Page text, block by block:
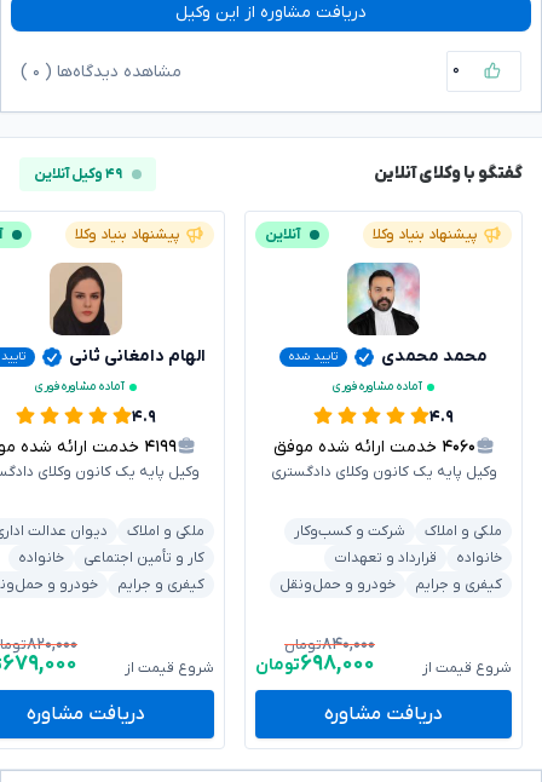
دریافت مشاوره از این وکیل
۰ مشاهده دیدگاه‌ها ( ۰
گفتگو با وکلای آنلاین ۴۹ وکیل آنلاین
پیشنهاد بنیاد وکلا آنلاین
محمد محمدی
تایید شده
آماده مشاوره فوری
۴.۹
۴۰۶۰ خدمت ارائه شده موفق
وکیل پایه یک کانون وکلای دادگستری
ملکی و املاک
شرکت و کسب‌وکار
خانواده
قرارداد و تعهدات
کیفری و جرایم
خودرو و حمل‌ونقل
شروع قیمت از
۸۴۰,۰۰۰تومان
۶۹۸,۰۰۰تومان
دریافت مشاوره
پیشنهاد بنیاد وکلا
الهام دامغانی ثانی
آماده مشاوره فوری
۴.۹
۴۱۹۹ خدمت ارائه شده موفق
وکیل پایه یک کانون وکلای
ملکی و املاک
دیوان عدالت
کار و تأمین اجتماعی
خانواده
کیفری و جرایم
خودرو و
شروع قیمت از
۸۲۰,۰۰۰
۶۷۹,۰۰۰
دریافت مشاوره